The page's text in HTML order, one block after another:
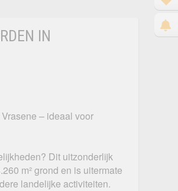
IN
– ideaal voor
Dit uitzonderlijk
m² grond en is uitermate
landelijke activiteiten.